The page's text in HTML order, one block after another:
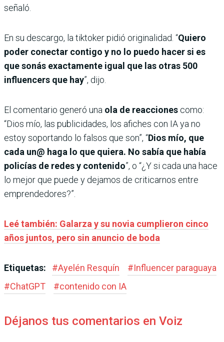
señaló.
En su descargo, la tiktoker pidió originalidad. “Quiero
poder conectar contigo y no lo puedo hacer si es
que sonás exactamente igual que las otras 500
influencers que hay”, dijo.
El comentario generó una ola de reacciones como:
“Dios mío, las publicidades, los afiches con IA ya no
estoy soportando lo falsos que son”, “Dios mío, que
cada un@ haga lo que quiera. No sabía que había
policías de redes y contenido”, o “¿Y si cada una hace
lo mejor que puede y dejamos de criticarnos entre
emprendedores?”.
Leé también: Galarza y su novia cumplieron cinco
años juntos, pero sin anuncio de boda
Etiquetas: #Ayelén Resquín #Influencer paraguaya
#ChatGPT #contenido con IA
Déjanos tus comentarios en Voiz